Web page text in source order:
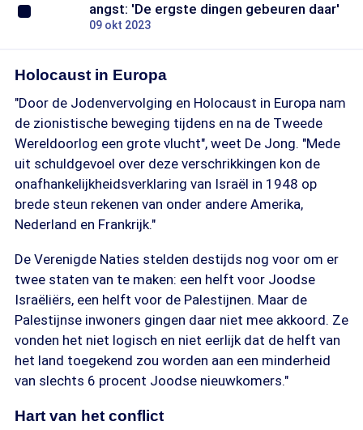
angst: 'De ergste dingen gebeuren daar'
09 okt 2023
Holocaust in Europa
"Door de Jodenvervolging en Holocaust in Europa nam
de zionistische beweging tijdens en na de Tweede
Wereldoorlog een grote vlucht", weet De Jong. "Mede
uit schuldgevoel over deze verschrikkingen kon de
onafhankelijkheidsverklaring van Israël in 1948 op
brede steun rekenen van onder andere Amerika,
Nederland en Frankrijk."
De Verenigde Naties stelden destijds nog voor om er
twee staten van te maken: een helft voor Joodse
Israëliërs, een helft voor de Palestijnen. Maar de
Palestijnse inwoners gingen daar niet mee akkoord. Ze
vonden het niet logisch en niet eerlijk dat de helft van
het land toegekend zou worden aan een minderheid
van slechts 6 procent Joodse nieuwkomers."
Hart van het conflict